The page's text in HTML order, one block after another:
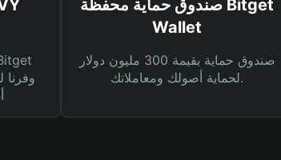
صندوق حماية محفظة Bitget
Wallet
صندوق حماية بقيمة 300 مليون دولار
لحماية أصولك ومعاملاتك.